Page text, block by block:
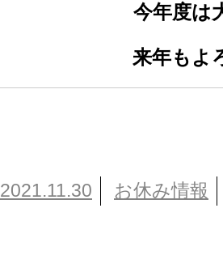
今年度は
来年もよ
2021.11.30 お休み情報